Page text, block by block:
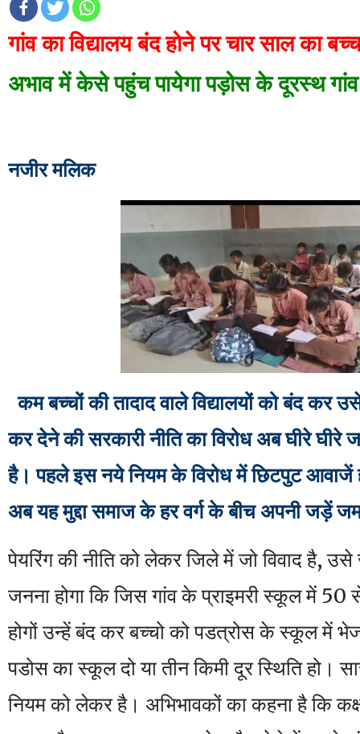
गांव का विद्यालय बंद होने पर चार साल का
अभाव में केसे पहुंच पायेगा पड़ोस के दूरस्थ गांव
नजीर मलिक
कम बच्चों की तादाद वाले विद्यालयों को बंद कर
कर देने की सरकारी नीति का विरोध अब घीरे घीरे
है। पहले इस नये नियम के विरोध में छिटपुट आवाजें
अब यह मुद्दा समाज के हर वर्ग के बीच अपनी जड़ें
पेयरिंग की नीति को लेकर जिले में जो विवाद है,
जनना होगा कि जिस गांव के प्राइमरी स्कूल में
होगों उन्हें बंद कर बच्चो को पडत्रोस के स्कूल में
पडोस का स्कूल दो या तीन किमी दूर स्थिति हो।
नियम को लेकर है। अभिभावकों का कहना है कि